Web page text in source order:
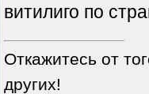
витилиго по
Откажитесь от
других!